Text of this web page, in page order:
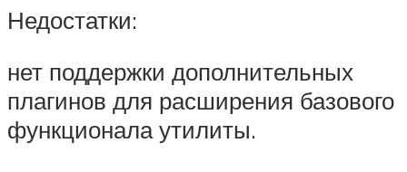
Недостатки:
нет поддержки дополнительных
плагинов для расширения базового
функционала утилиты.